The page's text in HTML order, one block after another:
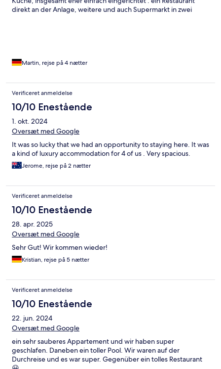
direkt an der Anlage, weitere und auch Supermarkt in zwei
Martin, rejse på 4 nætter
Verificeret anmeldelse
10/10 Enestående
1. okt. 2024
Oversæt med Google
It was so lucky that we had an opportunity to staying here. It was
a kind of luxury accommodation for 4 of us . Very spacious.
Jerome, rejse på 2 nætter
Verificeret anmeldelse
10/10 Enestående
28. apr. 2025
Oversæt med Google
Sehr Gut! Wir kommen wieder!
Kristian, rejse på 5 nætter
Verificeret anmeldelse
10/10 Enestående
22. jun. 2024
Oversæt med Google
ein sehr sauberes Appartement und wir haben super
geschlafen. Daneben ein toller Pool. Wir waren auf der
Durchreise und es war super. Gegenüber ein tolles Restaurant